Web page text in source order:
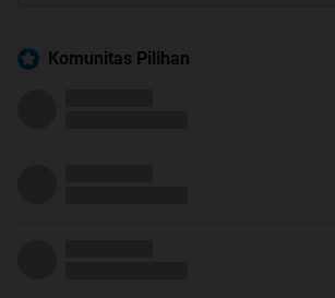
Komunitas Pilihan